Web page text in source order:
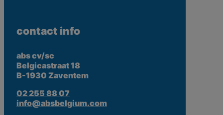
contact info
abs cv/sc
Belgicastraat 18
B-1930 Zaventem
02 255 88 07
info@absbelgium.com